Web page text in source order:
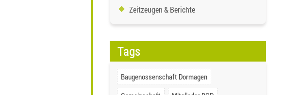
Zeitzeugen & Berichte
Tags
Baugenossenschaft Dormagen